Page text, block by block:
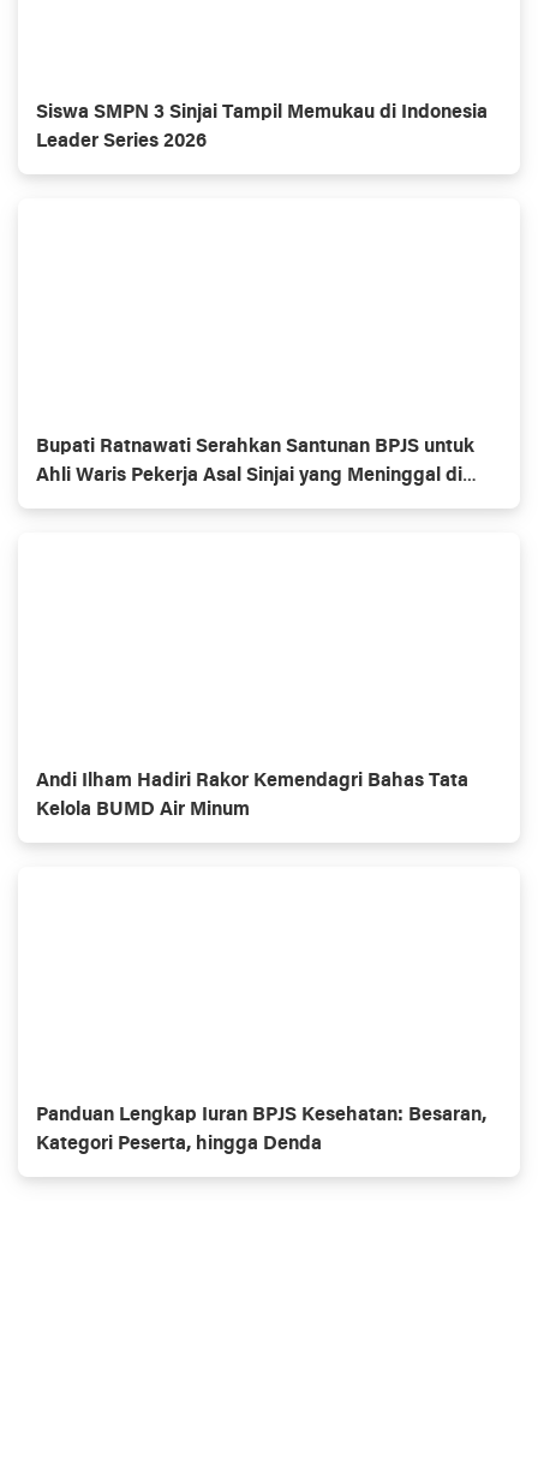
Siswa SMPN 3 Sinjai Tampil Memukau di Indonesia
Leader Series 2026
Bupati Ratnawati Serahkan Santunan BPJS untuk
Ahli Waris Pekerja Asal Sinjai yang Meninggal di
Morowali
Andi Ilham Hadiri Rakor Kemendagri Bahas Tata
Kelola BUMD Air Minum
Panduan Lengkap Iuran BPJS Kesehatan: Besaran,
Kategori Peserta, hingga Denda